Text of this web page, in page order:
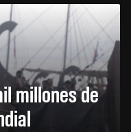
millones de